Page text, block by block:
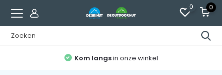
0 0
Kom langsin onze winkel